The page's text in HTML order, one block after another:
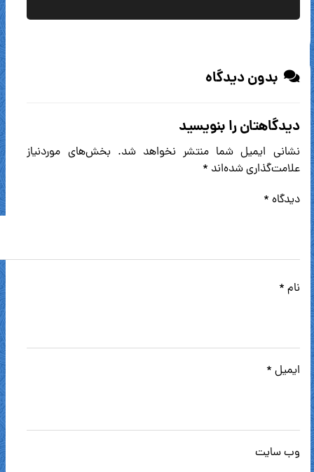
بدون دیدگاه
دیدگاهتان را بنویسید
نشانی ایمیل شما منتشر نخواهد شد. بخش‌های موردنیاز
علامت‌گذاری شده‌اند *
دیدگاه *
نام *
ایمیل *
وب‌ سایت